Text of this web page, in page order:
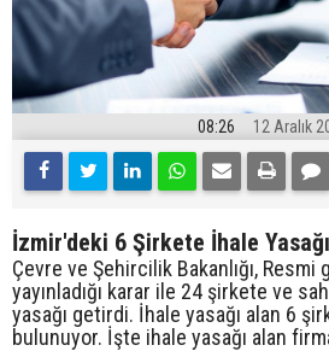
08:26 12 Aralık
İzmir'deki 6 Şirkete İhale Yasağı
Çevre ve Şehircilik Bakanlığı, Resmi
yayınladığı karar ile 24 şirkete ve
yasağı getirdi. İhale yasağı alan 6
bulunuyor. İşte ihale yasağı alan